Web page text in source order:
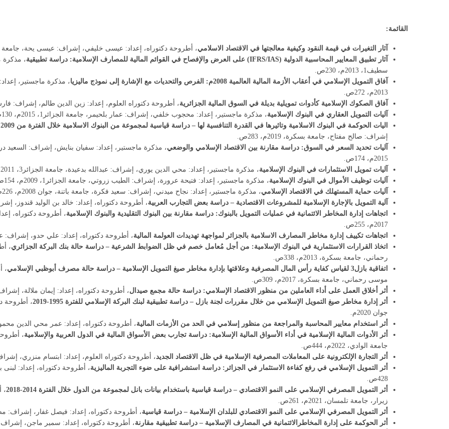
القائمة:
آثار التغيرات في قيمة النقود وكيفية معالجتها في الاقتصاد الاسلامي، أطروحة دكتوراه، إعداد: عيسى خليفي، إشراف: عيسى يحة، جامعة الجزائر،
آثار تطبيق المعايير المحاسبية الدولية (
IFRS/IAS ) على العرض والإفصاح في القوائم المالية للمصارف الإسلامية: دراسة تطبيقية، مذكرة
سطيف1، 2013م، 230ص.
آفاق التمويل الإسلامي في أعقاب الأزمة المالية العالمية 2008م: الفرص والتحديات مع الإشارة إلى نموذج ماليزيا
، مذكرة ماجستير،
2013م، 272ص.
آفاق الصكوك الإسلامية كأدوات تمويلية بديلة في السوق المالية الجزائرية، أطروحة دكتوراه العلوم، إعداد: زين الدين طالم، إشراف: فارس فضيل،
آليات التمويل العقاري في البنوك الإسلامية، مذكرة ماجستير، إعداد: محجوب خلفي، إشراف: عمار بلحيمر، جامعة الجزائر1، 2015م، 130ص.
اليات الحوكمة في البنوك الاسلامية وتاثيرها في القدرة التنافسية لها – دراسة قياسية لمجموعة من البنوك الاسلامية خلال الفترة من 2009 إلى 2017
إشراف: صالح مفتاح، جامعة بسكرة، 2019م، 283ص.
آليات تحديد السعر في السوق: دراسة مقارنة بين الاقتصاد الإسلامي والوضعي، مذكرة ماجستير، إعداد: سفيان بنايش، إشراف: السعيد
2015م، 174ص.
آليات تمويل الاستثمارات في البنوك الإسلامية، مذكرة ماجستير، إعداد: محي الدين يوري، إشراف: عبدالله بدعيدة، جامعة الجزائر3، 2011م، 126ص.
آليات توظيف الأموال في البنوك الإسلامية، مذكرة ماجستير، إعداد: فتيحة عرورة، إشراف: الطيب زروتي، جامعة الجزائر1، 2009م، 154ص.
آليات حماية المستهلك في الاقتصاد الإسلامي، مذكرة ماجستير، إعداد: نجاح ميدني، إشراف: سعيد فكرة، جامعة باتنة، جوان 2008م، 226ص.
آلية التمويل بالإجارة الإسلامية للمشروعات الاقتصادية – دراسة بعض التجارب العربية، أطروحة دكتوراه، إعداد: خالد بن الوليد قندوز، إشراف:
اتجاهات إدارة المخاطر الائتمانية في عمليات التمويل بالبنوك: دراسة مقارنة بين البنوك التقليدية والبنوك الإسلامية
2017م، 255ص.
اتجاهات تكييف إدارة مخاطر المصارف الاسلامية بالجزائر لمواجهة تهديدات العولمة المالية، أطروحة دكتوراه، إعداد: علي حدو، إشراف: عبد
اتخاذ القرارات الاستثمارية في البنوك الإسلامية: من أجل مُعامل خصم في ظل الضوابط الشرعية – دراسة حالة بنك البركة الجزائري،
رحماني، جامعة بسكرة، 2013م، 338ص.
اتفاقية بازل3 لقياس كفاية رأس المال المصرفية وعلاقتها بإدارة مخاطر صيغ التمويل الإسلامية – دراسة حالة مصرف أبوظبي الإسلامي
،
موسى رحماني، جامعة بسكرة، 2017م، 309ص.
أثر أخلاق العمل على أداء العاملين من منظور الاقتصاد الإسلامي: دراسة حالة مجمع صيدال، أطروحة دكتوراه، إعداد: إيمان ملالة، إشراف:
أثر إدارة مخاطر صيغ التمويل الإسلامي من خلال مقررات لجنة بازل – دراسة تطبيقية لبنك البركة الإسلامي للفترة 1995-2019
، أطروحة
جوان 2020م.
أثر استخدام معايير المحاسبة والمراجعة من منظور إسلامي في الحد من الأزمات المالية، أطروحة دكتوراه، إعداد: عمر محي الدين محمود،
أثر الأدوات المالية الإسلامية في أداء الأسواق المالية الإسلامية: دراسة تجارب بعض الأسواق المالية في الدول العربية والإسلامية،
جامعة الوادي، 2022م، 444ص.
أثر التجارة الإلكترونية على المعاملات المصرفية الإسلامية في ظل الاقتصاد الجديد، أطروحة دكتوراه العلوم، إعداد: ابتسام منزري، إشراف:
أثر التمويل الإسلامي في رفع كفاءة الاستثمار في الجزائر: دراسة استشرافية على ضوء التجربة الماليزية
428ص.
أثر التمويل المصرفي الإسلامي على النمو الاقتصادي – دراسة قياسية باستخدام بيانات بانل لمجموعة من الدول خلال الفترة 2014-2018
،
زيرار، جامعة تلمسان، 2021م، 261ص.
أثر التمويل المصرفي الإسلامي على النمو الاقتصادي للبلدان الإسلامية – دراسة قياسية، أطروحة دكتوراه، إعداد: فيصل غفار، إشراف:
أثر الحوكمة على إدارة المخاطرالائتمانية في المصارف الإسلامية – دراسة تطبيقية مقارنة، أطروحة دكتوراه، إعداد: سمير ماجن، إشراف: